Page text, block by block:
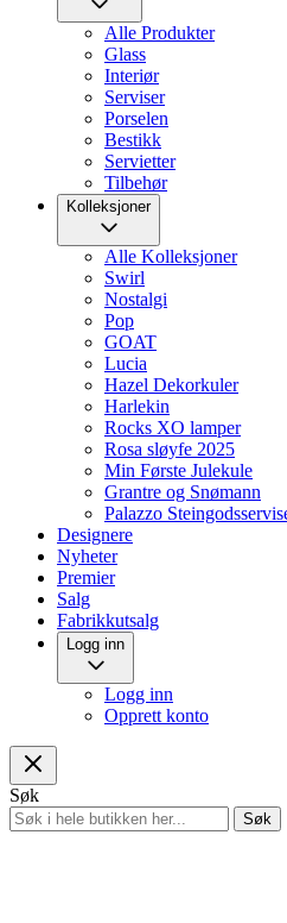
Alle Produkter
Glass
Interiør
Serviser
Porselen
Bestikk
Servietter
Tilbehør
Kolleksjoner
Alle Kolleksjoner
Swirl
Nostalgi
Pop
GOAT
Lucia
Hazel Dekorkuler
Harlekin
Rocks XO lamper
Rosa sløyfe 2025
Min Første Julekule
Grantre og Snømann
Palazzo
Designere
Nyheter
Premier
Salg
Fabrikkutsalg
Logg inn
Logg inn
Opprett konto
Søk
Søk